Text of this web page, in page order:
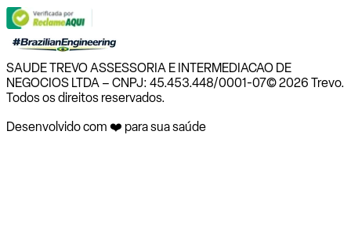
SAUDE TREVO ASSESSORIA E INTERMEDIACAO DE
NEGOCIOS LTDA – CNPJ: 45.453.448/0001-07© 2026 Trevo.
Todos os direitos reservados.
Desenvolvido com ❤️ para sua saúde